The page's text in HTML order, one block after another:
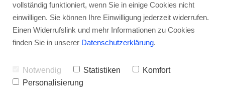
Internal Linking Tool
Stephan Ochmann
Convertri vs ClickFunnels, dieses
Thema wurde von Online-
Marketern immer wieder heiß
vollständig funktioniert, wenn Sie in einige Cookies nicht
einwilligen. Sie können Ihre Einwilligung jederzeit widerrufen.
Einen Widerrufslink und mehr Informationen zu Cookies
finden Sie in unserer Datenschutzerklärung.
Notwendig Statistiken
Komfort
Personalisierung